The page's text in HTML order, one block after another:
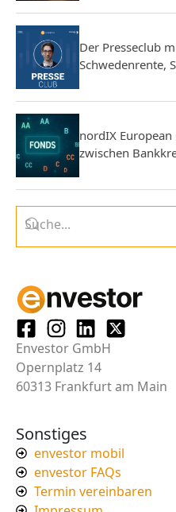
Der Presseclub
Schwedenrente,
nordIX
zwischen
Envestor GmbH
Opernplatz 14
60313 Frankfurt am Main
Sonstiges
envestor mobil
envestor FAQs
Termin vereinbaren